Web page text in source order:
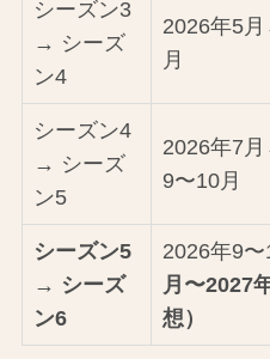
シーズン3
→ シーズ
ン4
2026年5
月
シーズン4
→ シーズ
ン5
2026年7
9〜10月
シーズン5
→ シーズ
ン6
2026年9
月〜2027
想）